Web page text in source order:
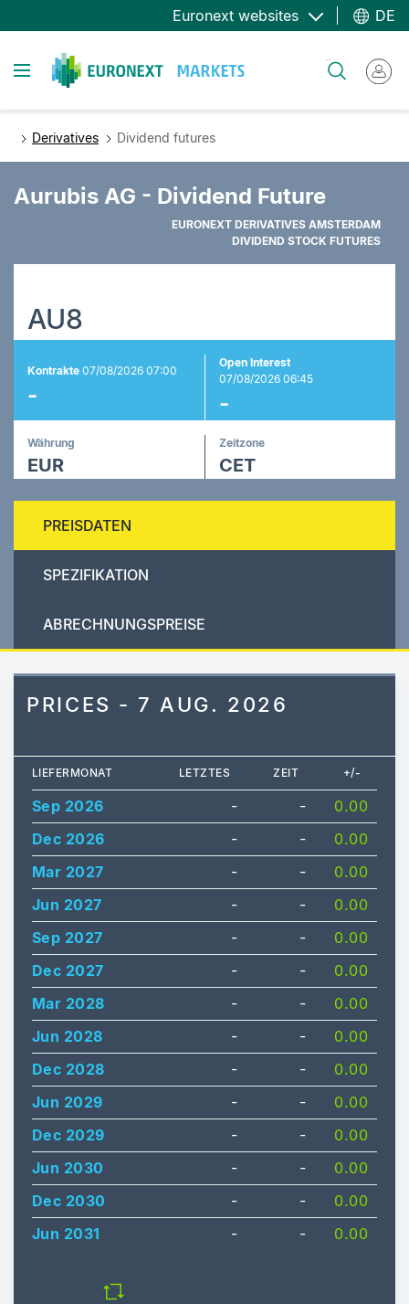
zum
Euronext websites DE
Toggle navigation
Derivatives Dividend futures
Aurubis AG - Dividend Future
EURONEXT DERIVATIVES AMSTERDAM
DIVIDEND STOCK FUTURES
AU8
Kontrakte 07/08/2026 07:00
-
Open Interest
07/08/2026 06:45
-
Währung
EUR
Zeitzone
CET
PREISDATEN
SPEZIFIKATION
ABRECHNUNGSPREISE
PRICES - 7 AUG. 2026
LIEFERMONAT LETZTES ZEIT +/-
Sep 2026 - -
0.00
Dec 2026
- -
0.00
Mar 2027
- -
0.00
Jun 2027
- -
0.00
Sep 2027
- -
0.00
Dec 2027
- -
0.00
Mar 2028
- -
0.00
Jun 2028
- -
0.00
Dec 2028
- -
0.00
Jun 2029
- -
0.00
Dec 2029
- -
0.00
Jun 2030
- -
0.00
Dec 2030
- -
0.00
Jun 2031
- - 0.00